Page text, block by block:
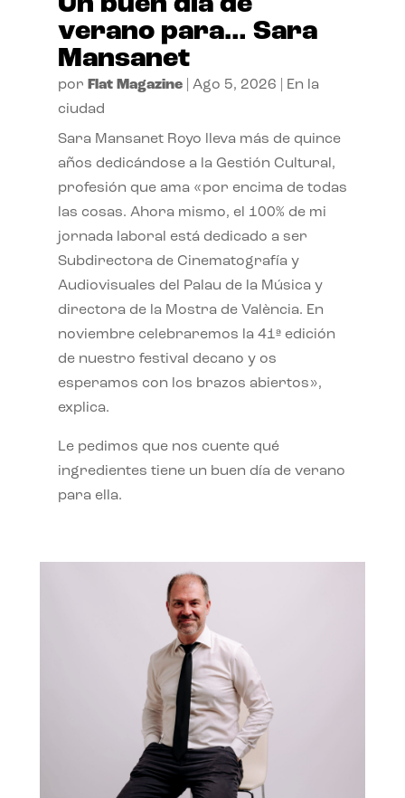
verano para… Sara
Mansanet
por Flat Magazine| Ago 5, 2026
En la
ciudad
Sara Mansanet Royo lleva más de quince
años dedicándose a la Gestión Cultural,
profesión que ama «por encima de todas
las cosas. Ahora mismo, el 100% de mi
jornada laboral está dedicado a ser
Subdirectora de Cinematografía y
Audiovisuales del Palau de la Música y
directora de la Mostra de València. En
noviembre celebraremos la 41ª edición
de nuestro festival decano y os
esperamos con los brazos abiertos»,
explica.
Le pedimos que nos cuente qué
ingredientes tiene un buen día de verano
para ella.